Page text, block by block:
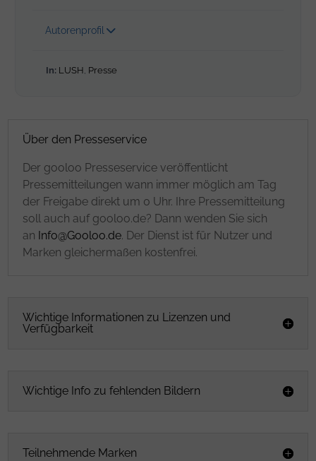
Autorenprofil
In: LUSH, Presse
Über den Presseservice
Der gooloo Presseservice veröffentlicht
Pressemitteilungen wann immer möglich am Tag
der Freigabe direkt um 0 Uhr. Ihre Pressemitteilung
soll auch auf gooloo.de? Dann wenden Sie sich
an Info@Gooloo.de. Der Dienst ist für Nutzer und
Marken gleichermaßen kostenfrei.
Wichtige Informationen zu Lizenzen und
Verfügbarkeit
Wichtige Info zu fehlenden Bildern
Teilnehmende Marken